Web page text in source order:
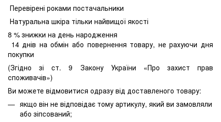
Перевірені роками постачальники
Натуральна шкіра тільки найвищої якості
8 % знижки на день народження
14 днів на обмін або повернення товару, не рахуючи дня
покупки
(Згідно зі ст. 9 Закону України «Про захист прав
споживачів»)
Ви можете відмовитися одразу від доставленого товару:
якщо він не відповідає тому артикулу, який ви замовляли
або зіпсований;